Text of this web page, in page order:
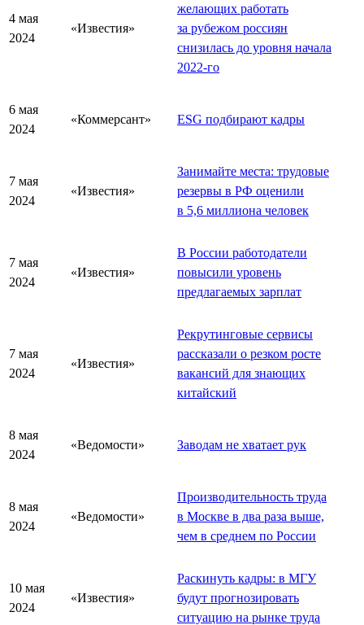
4 мая
2024
«Известия»
желающих работать
за рубежом россиян
снизилась до уровня начала
2022-го
6 мая
2024
«Коммерсант» ESG подбирают кадры
7 мая
2024
«Известия»
Занимайте места: трудовые
резервы в РФ оценили
в 5,6 миллиона человек
7 мая
2024
«Известия»
В России работодатели
повысили уровень
предлагаемых зарплат
7 мая
2024
«Известия»
Рекрутинговые сервисы
рассказали о резком росте
вакансий для знающих
китайский
8 мая
2024
«Ведомости» Заводам не хватает рук
8 мая
2024
«Ведомости»
Производительность труда
в Москве в два раза выше,
чем в среднем по России
10 мая
2024
«Известия»
Раскинуть кадры: в МГУ
будут прогнозировать
ситуацию на рынке труда